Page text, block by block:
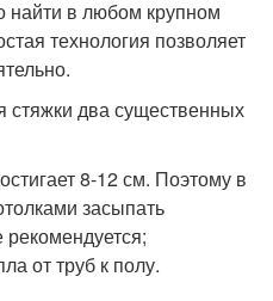
в любом крупном
технология позволяет
стяжки два существенных
8-12 см. Поэтому в
засыпать
от труб к полу.